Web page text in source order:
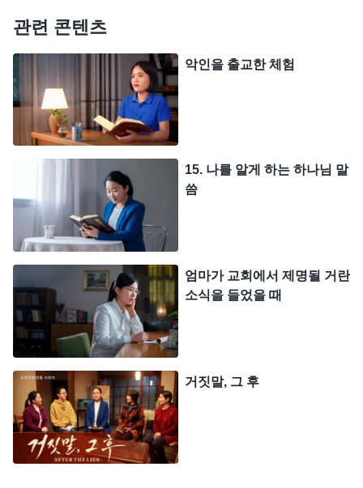
수 있는 사람이다. 간교한 짓을 하고 불의를 행하는
자들은 모두 진리가 없고 하나님을 욕되게 하는 자들
이다. 교회에서 분쟁을 일으키는 자는 사탄의 종이자
사탄의 화신이다. 그런 사람은 몹시 악독하다. 분별
력이 없으면서도 진리의 편에 서지 못하는 자는 마음
이 바르지 못하고 진리를 모독하는 사람이다. 그런
사람들은 더 전형적인 사탄의 상징이자, 구제 불능이
다. 그들도 물론 도태될 대상에 속한다. 하나님의 집
은 진리를 행하지 않는 자들과 고의로 교회를 무너뜨
리는 자들을 남겨 두지 않는다. 단, 지금은 사람을 출
교시키는 일을 하지 않으므로 마지막에 드러내고 도
태시킬 것이다. 그런 자들에 대해서는 더 이상 공을
들이지 않겠다. 사탄이라면 진리의 편에 서지 않을
것이고, 진리를 구하는 사람이라면 진리의 편에 설
것이다.』(＜말씀ㆍ1권 하나님의 현현과 사역ㆍ진리를
행하지 않는 사람에 대한 경고＞ 중에서)
의 폭로로 저는 깨달았습니다. 진리를 받아들이고 실
관련 콘텐츠
악인을 출교한 체험
15. 나를 알게 하는 하나님 말
씀
엄마가 교회에서 제명될 거란
소식을 들었을 때
거짓말, 그 후